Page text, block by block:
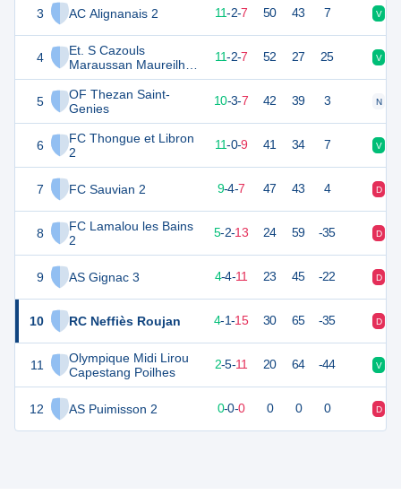
3 AC Alignanais 2
4
Et. S Cazouls
Maraussan Maureilhan
2
5
OF Thezan Saint-
Genies
6
FC Thongue et Libron
2
7 FC Sauvian 2
8
FC Lamalou les Bains
2
9 AS Gignac 3
10 RC Neffiès Roujan
11
Olympique Midi Lirou
Capestang Poilhes
12 AS Puimisson 2
35 11-2-7 50 43 7 V
11-2-7 52 27 25 V
33 10-3-7 42 39 3 N
33 20 11-0-9 41 34 7 V
9-4-7 47 43 4 D
16 20 5-2-13 24 59 -35 D
4-4-11 23 45 -22 D
13 4-1-15 30 65 -35 D
8 20 2-5-11 20 64 -44 V
0-0-0 0 0 0 D